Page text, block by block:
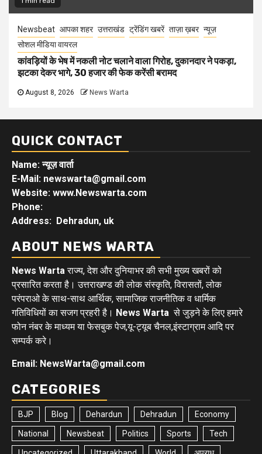
Newsbeat आपका शहर उत्तराखंड ट्रेंडिंग खबरें ताज़ा ख़बर न्यूज़
सोशल मीडिया वायरल
कांवड़ियों के भेष में नकली नोट चलाने वाला गिरोह, दुकानदार ने पकड़ा,
झटका देकर भागे, 30 हजार की फेक करेंसी बरामद
August 8, 2026 News Warta
QUICK CONTACT
Name: न्यूज़ वार्ता
E-Mail: newswarta@gmail.com
Website: www.Newswarta.com
Phone:
Address: Dehradun, uk
ABOUT NEWS WARTA
News Wartaराज्य, देश और दुनियाभर की सभी मुख्य खबरों को
प्रसारित करता है। उत्तराखण्ड की लोक संस्कृति, विरासतों, लोक
परंपराओ के साथ-साथ आर्थिक, सामाजिक राजनीतिक व धार्मिक
गतिविधियों का सजग प्रहरी है। News Warta से जुड़ने के लिए हमारे
फोन नंबर के माध्यम या फेसबुक पेज,यू-ट्यूब चैनल,इंस्टाग्राम आदि पर
सम्पर्क करे।
Email: NewsWarta@gmail.com
CATEGORIES
BJP Blog Dehardun Dehradun Economy
National Newsbeat Politics Sports Tech